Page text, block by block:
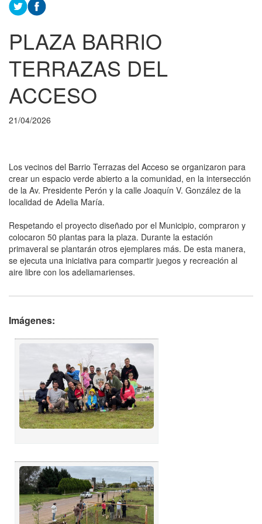
PLAZA BARRIO
TERRAZAS DEL
ACCESO
21/04/2026
Los vecinos del Barrio Terrazas del Acceso se organizaron para
crear un espacio verde abierto a la comunidad, en la intersección
de la Av. Presidente Perón y la calle Joaquín V. González de la
localidad de Adelia María.
Respetando el proyecto diseñado por el Municipio, compraron y
colocaron 50 plantas para la plaza. Durante la estación
primaveral se plantarán otros ejemplares más. De esta manera,
se ejecuta una iniciativa para compartir juegos y recreación al
aire libre con los adeliamarienses.
Imágenes: